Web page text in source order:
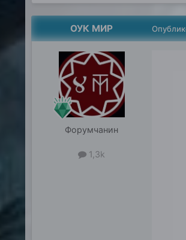
ОУК МИР
Форумчанин
1,3k